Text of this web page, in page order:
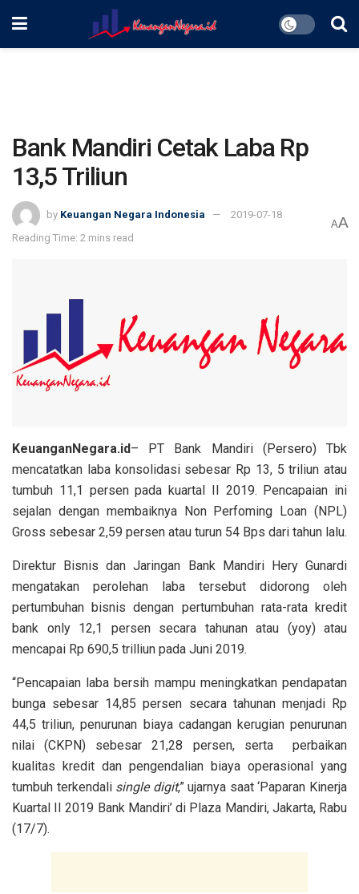
Bank Mandiri Cetak Laba Rp
13,5 Triliun
by Keuangan Negara Indonesia
2019-07-18
Reading Time: 2 mins read
AA
KeuanganNegara.id– PT Bank Mandiri (Persero) Tbk
mencatatkan laba konsolidasi sebesar Rp 13, 5 triliun atau
tumbuh 11,1 persen pada kuartal II 2019. Pencapaian ini
sejalan dengan membaiknya Non Perfoming Loan (NPL)
Gross sebesar 2,59 persen atau turun 54 Bps dari tahun lalu.
Direktur Bisnis dan Jaringan Bank Mandiri Hery Gunardi
mengatakan perolehan laba tersebut didorong oleh
pertumbuhan bisnis dengan pertumbuhan rata-rata kredit
bank only 12,1 persen secara tahunan atau (yoy) atau
mencapai Rp 690,5 trilliun pada Juni 2019.
“Pencapaian laba bersih mampu meningkatkan pendapatan
bunga sebesar 14,85 persen secara tahunan menjadi Rp
44,5 triliun, penurunan biaya cadangan kerugian penurunan
nilai (CKPN) sebesar 21,28 persen, serta perbaikan
kualitas kredit dan pengendalian biaya operasional yang
tumbuh terkendali single digit,” ujarnya saat ‘Paparan Kinerja
Kuartal II 2019 Bank Mandiri’ di Plaza Mandiri, Jakarta, Rabu
(17/7).